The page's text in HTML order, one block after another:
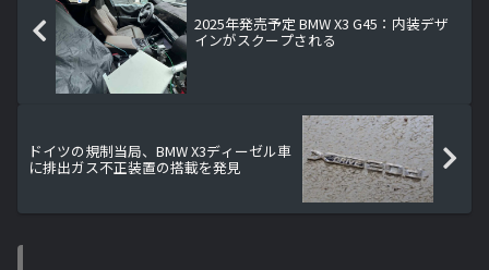
2025年発売予定 BMW X3 G45：内装デザ
インがスクープされる
ドイツの規制当局、BMW X3ディーゼル車
に排出ガス不正装置の搭載を発見